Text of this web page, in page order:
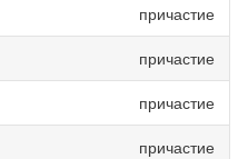
причастие
причастие
причастие
причастие